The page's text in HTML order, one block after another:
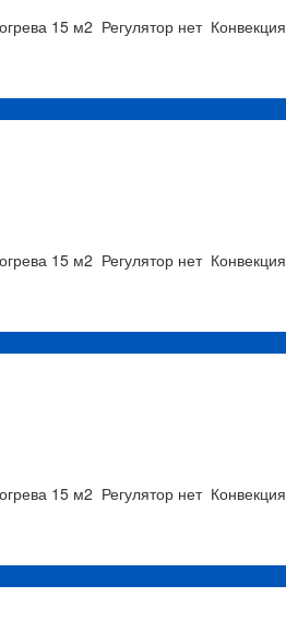
15 м2 Регулятор нет Конвекция
15 м2 Регулятор нет Конвекция
15 м2 Регулятор нет Конвекция